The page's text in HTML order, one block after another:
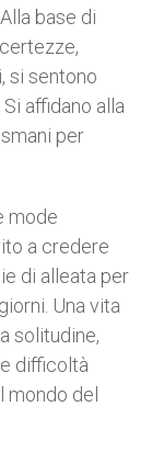
base di
si sentono
affidano alla
per
mode
a credere
di alleata per
Una vita
solitudine,
difficoltà
del